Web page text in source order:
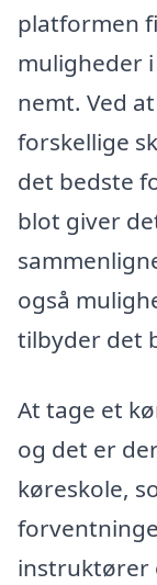
platformen
muligheder
nemt. Ved
forskellige
det bedste
blot giver
også
tilbyder det
At tage et
og det er
køreskole,
instruktører